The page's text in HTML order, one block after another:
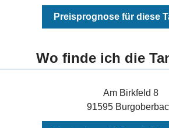
Preisprognose für diese
Wo finde ich die
Am Birkfeld 8
91595